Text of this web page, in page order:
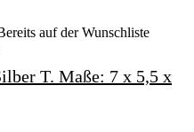
auf der Wunschliste
T. Maße: 7 x 5,5 x